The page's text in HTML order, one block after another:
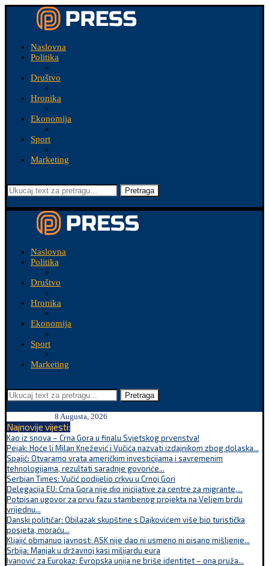
Naslovna
Politika
Društvo
Hronika
Ekonomija
Sport
Marketing
Pretraga
Naslovna
Politika
Društvo
Hronika
Ekonomija
Sport
Marketing
Pretraga
8 Augusta, 2026
Najnovije vijesti:
Kao iz snova – Crna Gora u finalu Svjetskog prvenstva!
Pejak: Hoće li Milan Knežević i Vučića nazvati izdajnikom zbog dolaska...
Spajić: Otvaramo vrata američkim investicijama i savremenim
tehnologijama, rezultati saradnje govoriće...
Serbian Times: Vučić podijelio crkvu u Crnoj Gori
Delegacija EU: Crna Gora nije dio inicijative za centre za migrante,...
Potpisan ugovor za prvu fazu stambenog projekta na Veljem brdu
vrijednu...
Danski političar: Obilazak skupštine s Dajkovićem više bio turistička
posjeta, moraću...
Kljajić obmanuo javnost: ASK nije dao ni usmeno ni pisano mišljenje...
Srbija: Manjak u državnoj kasi milijardu eura
Ivanović za Eurokaz: Evropska unija ne briše identitet – ona pruža...